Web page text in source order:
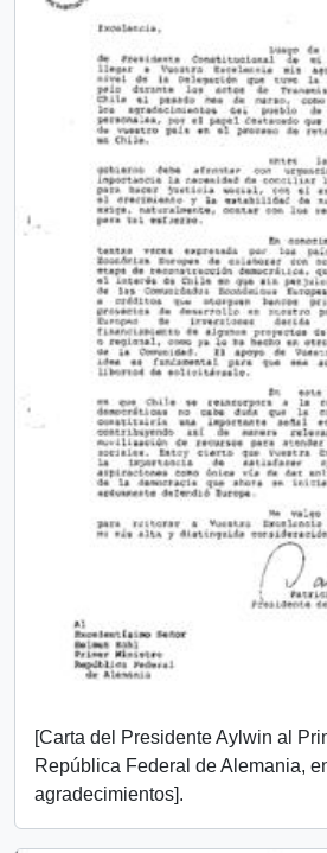
[Carta del Presidente Aylwin al
República Federal de Alemania,
agradecimientos].